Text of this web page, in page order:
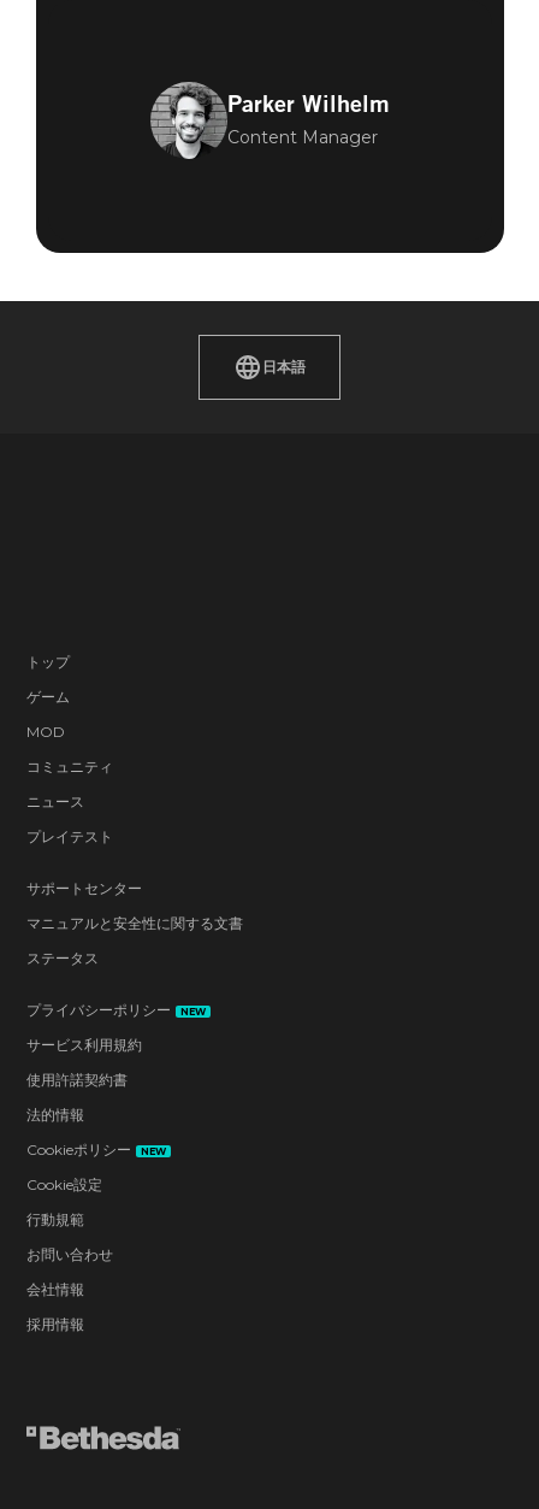
Parker Wilhelm
Content Manager
日本語
トップ
ゲーム
MOD
コミュニティ
ニュース
プレイテスト
サポートセンター
マニュアルと安全性に関する文書
ステータス
プライバシーポリシー NEW
サービス利用規約
使用許諾契約書
法的情報
Cookieポリシー
NEW
Cookie設定
行動規範
お問い合わせ
会社情報
採用情報